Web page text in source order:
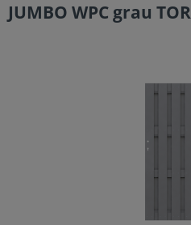
JUMBO WPC grau